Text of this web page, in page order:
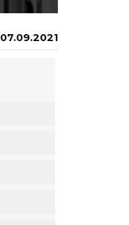
07.09.2021